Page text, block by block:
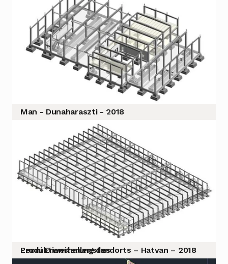
Man - Dunaharaszti - 2018
Leoni Erweiterung des Produktionshallenstandorts – Hatvan – 2018